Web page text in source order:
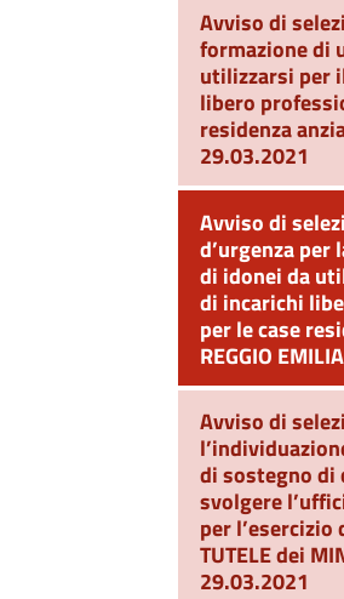
Avviso di
formazione di
utilizzarsi per
libero
residenza
29.03.2021
Avviso di
d’urgenza per
di idonei da
di incarichi
per le case
REGGIO EMILIA
Avviso di
di sostegno
svolgere
per
TUTELE dei
29.03.2021